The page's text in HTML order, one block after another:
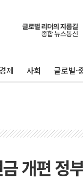
경제 사회 글로벌·
개편 정